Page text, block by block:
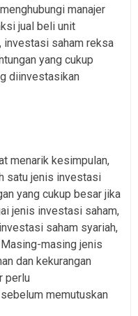
manajer
jual beli unit
investasi saham reksa
yang cukup
diinvestasikan
menarik kesimpulan,
satu jenis investasi
yang cukup besar jika
jenis investasi saham,
saham syariah,
masing jenis
dan kekurangan
perlu
memutuskan